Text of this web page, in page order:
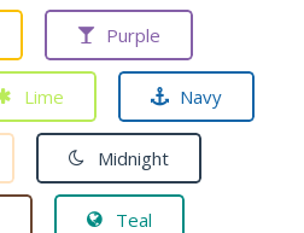
Purple
Lime Navy
Midnight
Teal